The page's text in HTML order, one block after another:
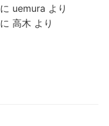
に uemura より
に 高木 より